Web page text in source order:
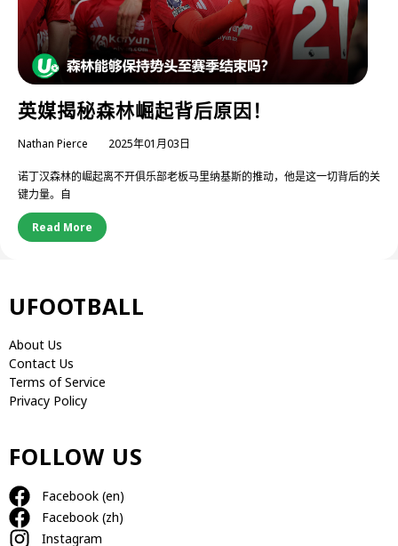
英媒揭秘森林崛起背后原因！
Nathan Pierce 2025年01月03日
诺丁汉森林的崛起离不开俱乐部老板马里纳基斯的推动，他是这一切背后的关
键力量。自
Read More
UFOOTBALL
About Us
Contact Us
Terms of Service
Privacy Policy
FOLLOW US
Facebook (en)
Facebook (zh)
Instagram